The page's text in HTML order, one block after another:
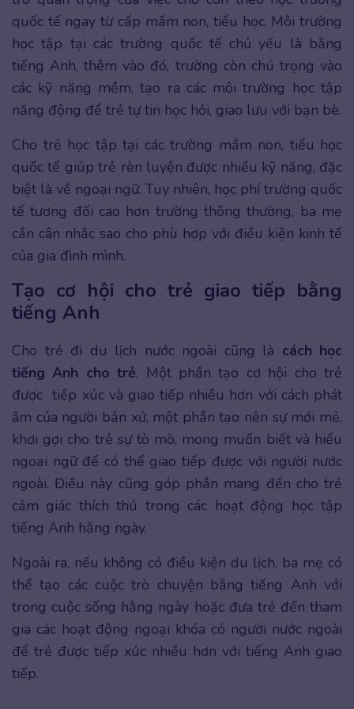
quốc tế ngay từ cấp mầm non, tiểu học. Môi trường
học tập tại các trường quốc tế chủ yếu là bằng
tiếng Anh, thêm vào đó, trường còn chú trọng vào
các kỹ năng mềm, tạo ra các môi trường học tập
năng động để trẻ tự tin học hỏi, giao lưu với bạn bè.
Cho trẻ học tập tại các trường mầm non, tiểu học
quốc tế giúp trẻ rèn luyện được nhiều kỹ năng, đặc
biệt là về ngoại ngữ. Tuy nhiên, học phí trường quốc
tế tương đối cao hơn trường thông thường, ba mẹ
cần cân nhắc sao cho phù hợp với điều kiện kinh tế
của gia đình mình.
Tạo cơ hội cho trẻ giao tiếp bằng
tiếng Anh
Cho trẻ đi du lịch nước ngoài cũng là cách học
tiếng Anh cho trẻ. Một phần tạo cơ hội cho trẻ
được tiếp xúc và giao tiếp nhiều hơn với cách phát
âm của người bản xứ, một phần tạo nên sự mới mẻ,
khơi gợi cho trẻ sự tò mò, mong muốn biết và hiểu
ngoại ngữ để có thể giao tiếp được với người nước
ngoài. Điều này cũng góp phần mang đến cho trẻ
cảm giác thích thú trong các hoạt động học tập
tiếng Anh hằng ngày.
Ngoài ra, nếu không có điều kiện du lịch, ba mẹ có
thể tạo các cuộc trò chuyện bằng tiếng Anh với
trong cuộc sống hằng ngày hoặc đưa trẻ đến tham
gia các hoạt động ngoại khóa có người nước ngoài
để trẻ được tiếp xúc nhiều hơn với tiếng Anh giao
tiếp.